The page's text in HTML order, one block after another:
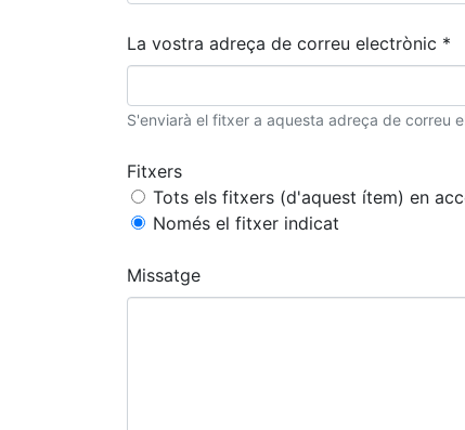
La vostra adreça de correu electrònic *
S'enviarà el fitxer a aquesta adreça de correu
Fitxers
Tots els fitxers (d'aquest ítem) en
Només el fitxer indicat
Missatge